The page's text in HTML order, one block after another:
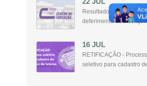
Resultado preeliminar
deferimento de
16 JUL
RETIFICAÇÃO -
seletivo para cadastro